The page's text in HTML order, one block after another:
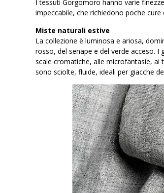
I tessuti Gorgomoro hanno varie
impeccabile, che richiedono poche
Miste naturali estive
La collezione è luminosa e ariosa,
rosso, del senape e del verde acceso. I
scale cromatiche, alle microfantasie, ai
sono sciolte, fluide, ideali per giacche